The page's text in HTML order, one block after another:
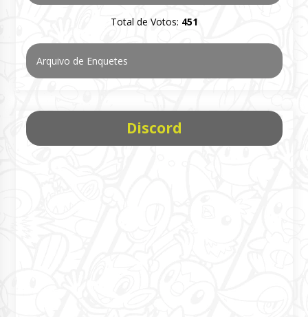
Total de Votos: 451
Arquivo de Enquetes
Discord